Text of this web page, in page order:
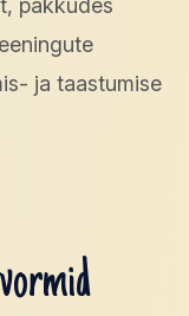
pakkudes
ja taastumise